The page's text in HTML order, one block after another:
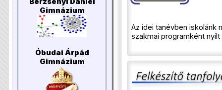
Gimnázium
Óbudai Árpád
Gimnázium
Az idei tanévben iskolánk
szakmai programként